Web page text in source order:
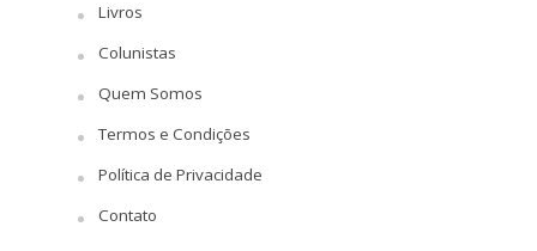
Livros
Colunistas
Quem Somos
Termos e Condições
Política de Privacidade
Contato